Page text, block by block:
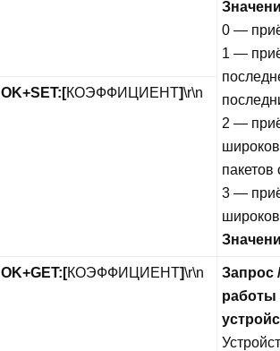
0 —
1 —
2 —
пакетов
3 —
OK+SET: [КОЭФФИЦИЕНТ]\r\n
OK+GET: [КОЭФФИЦИЕНТ]\r\n
Запрос
работы